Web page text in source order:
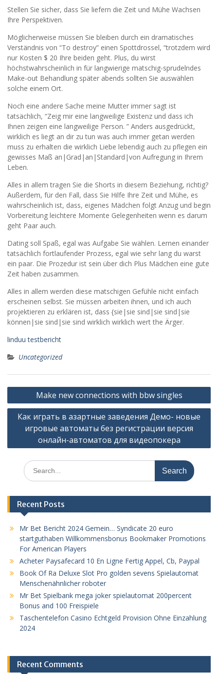
Stellen Sie sicher, dass Sie liefern die Zeit und Mühe Wachsen
Ihre Perspektiven.
Möglicherweise müssen Sie bleiben durch ein dramatisches
Verständnis von “To destroy” einen Spottdrossel, “trotzdem wird
nur Kosten $ 20 Ihre beiden geht. Plus, du wirst
höchstwahrscheinlich in für langwierige matschig-sprudelndes
Make-out Behandlung später abends sollten Sie auswählen
solche einem Ort.
Noch eine andere Sache meine Mutter immer sagt ist
tatsächlich, “Zeig mir eine langweilige Existenz und dass ich
Ihnen zeigen eine langweilige Person. ” Anders ausgedrückt,
wirklich es liegt an dir zu tun was auch immer getan werden
muss zu erhalten die wirklich Liebe lebendig auch zu pflegen ein
gewisses Maß an|Grad|an|Standard|von Aufregung in Ihrem
Leben.
Alles in allem tragen Sie die Shorts in diesem Beziehung, richtig?
Außerdem, für den Fall, dass Sie Hilfe Ihre Zeit und Mühe, es
wahrscheinlich ist, dass, eigenes Mädchen folgt Anzug und begin
Vorbereitung leichtere Momente Gelegenheiten wenn es darum
geht Paar auch.
Dating soll Spaß, egal was Aufgabe Sie wählen. Lernen einander
tatsächlich fortlaufender Prozess, egal wie sehr lang du warst
ein paar. Die Prozedur ist sein über dich Plus Mädchen eine gute
Zeit haben zusammen.
Alles in allem werden diese matschigen Gefühle nicht einfach
erscheinen selbst. Sie müssen arbeiten ihnen, und ich auch
projektieren zu erklären ist, dass {sie|sie sind|sie sind|sie
können|sie sind|sie sind wirklich wirklich wert the Ärger.
linduu testbericht
Uncategorized
Post
navigation
Make new connections with bbw singles
Как играть в азартные заведения Демо- новые
игровые автоматы без регистрации версия
онлайн-автоматов для видеопокера
Search
for:
Recent Posts
Mr Bet Bericht 2024 Gemein… Syndicate 20 euro
startguthaben Willkommensbonus Bookmaker Promotions
For American Players
Acheter Paysafecard 10 En Ligne Fertig Appel, Cb, Paypal
Book Of Ra Deluxe Slot Pro golden sevens Spielautomat
Menschenähnlicher roboter
Mr Bet Spielbank mega joker spielautomat 200percent
Bonus and 100 Freispiele
Taschentelefon Casino Echtgeld Provision Ohne Einzahlung
2024
Recent Comments